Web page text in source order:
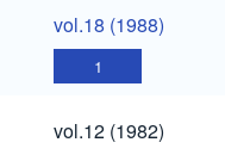
vol.18
(1988)
vol.18 (1988)
1
vol.12
(1982)
vol.12 (1982)